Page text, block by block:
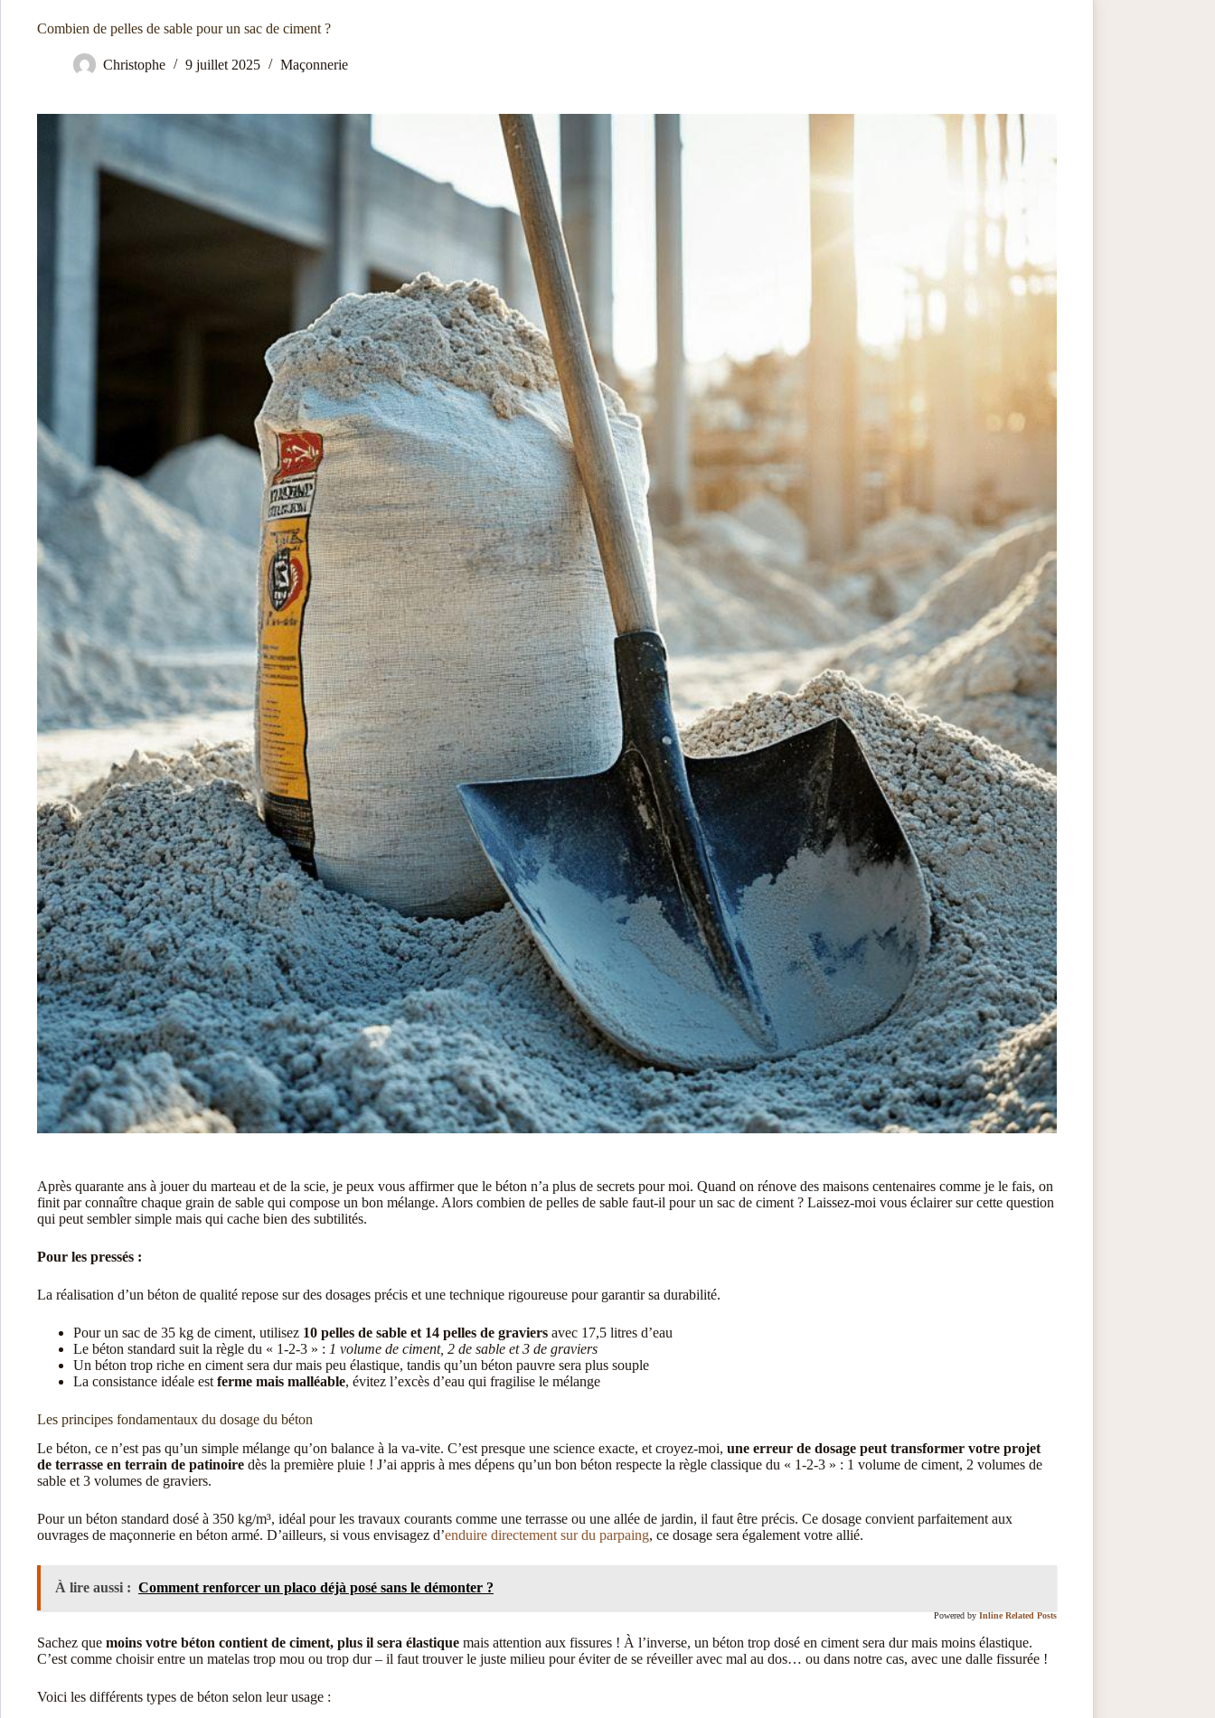
Combien de pelles de sable pour un sac de ciment ?
Christophe 9 juillet 2025 Maçonnerie
Après quarante ans à jouer du marteau et de la scie, je peux vous affirmer que le béton n’a plus de secrets pour moi. Quand on rénove des maisons centenaires comme je le fais, on
finit par connaître chaque grain de sable qui compose un bon mélange. Alors combien de pelles de sable faut-il pour un sac de ciment ? Laissez-moi vous éclairer sur cette question
qui peut sembler simple mais qui cache bien des subtilités.
Pour les pressés :
La réalisation d’un béton de qualité repose sur des dosages précis et une technique rigoureuse pour garantir sa durabilité.
Pour un sac de 35 kg de ciment, utilisez 10 pelles de sable et 14 pelles de graviers avec 17,5 litres d’eau
Le béton standard suit la règle du « 1-2-3 » : 1 volume de ciment, 2 de sable et 3 de graviers
Un béton trop riche en ciment sera dur mais peu élastique, tandis qu’un béton pauvre sera plus souple
La consistance idéale est ferme mais malléable, évitez l’excès d’eau qui fragilise le mélange
Les principes fondamentaux du dosage du béton
Le béton, ce n’est pas qu’un simple mélange qu’on balance à la va-vite. C’est presque une science exacte, et croyez-moi, une erreur de dosage peut transformer votre projet
de terrasse en terrain de patinoire dès la première pluie ! J’ai appris à mes dépens qu’un bon béton respecte la règle classique du « 1-2-3 » : 1 volume de ciment, 2 volumes de
sable et 3 volumes de graviers.
Pour un béton standard dosé à 350 kg/m³, idéal pour les travaux courants comme une terrasse ou une allée de jardin, il faut être précis. Ce dosage convient parfaitement aux
ouvrages de maçonnerie en béton armé. D’ailleurs, si vous envisagez d’enduire directement sur du parpaing, ce dosage sera également votre allié.
À lire aussi : Comment renforcer un placo déjà posé sans le démonter ?
Powered by Inline Related Posts
Sachez que moins votre béton contient de ciment, plus il sera élastique mais attention aux fissures ! À l’inverse, un béton trop dosé en ciment sera dur mais moins élastique.
C’est comme choisir entre un matelas trop mou ou trop dur – il faut trouver le juste milieu pour éviter de se réveiller avec mal au dos… ou dans notre cas, avec une dalle fissurée !
Voici les différents types de béton selon leur usage :